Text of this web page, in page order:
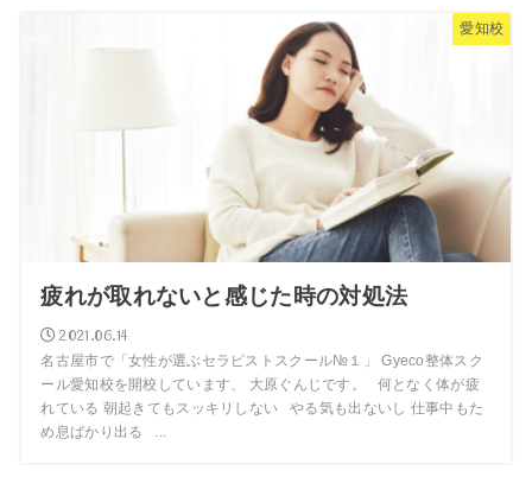
愛知校
疲れが取れないと感じた時の対処法
2021.06.14
名古屋市で「女性が選ぶセラピストスクール№１」 Gyeco整体スク
ール愛知校を開校しています、 大原ぐんじです。 何となく体が疲
れている 朝起きてもスッキリしない やる気も出ないし 仕事中もた
め息ばかり出る ...